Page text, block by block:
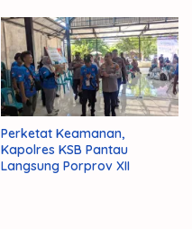
Perketat Keamanan,
Kapolres KSB Pantau
Langsung Porprov XII